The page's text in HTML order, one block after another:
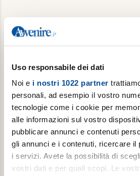
Uso responsabile dei dati
Noi e i nostri 1022 partner
personali, ad esempio il vostro
tecnologie come i cookie per
alle informazioni sul vostro
pubblicare annunci e contenuti
gli annunci e i contenuti, ricercare il
i servizi. Avete la possibilità di
vostri dati e per quali scopi. Le
Non abbiamo risposto alla tua